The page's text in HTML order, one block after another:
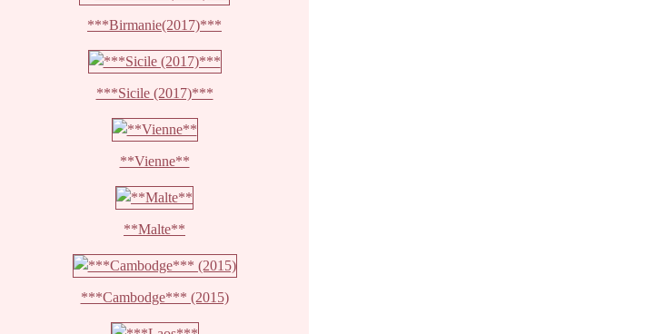
***Birmanie(2017)***
***Sicile (2017)***
**Vienne**
**Malte**
***Cambodge*** (2015)